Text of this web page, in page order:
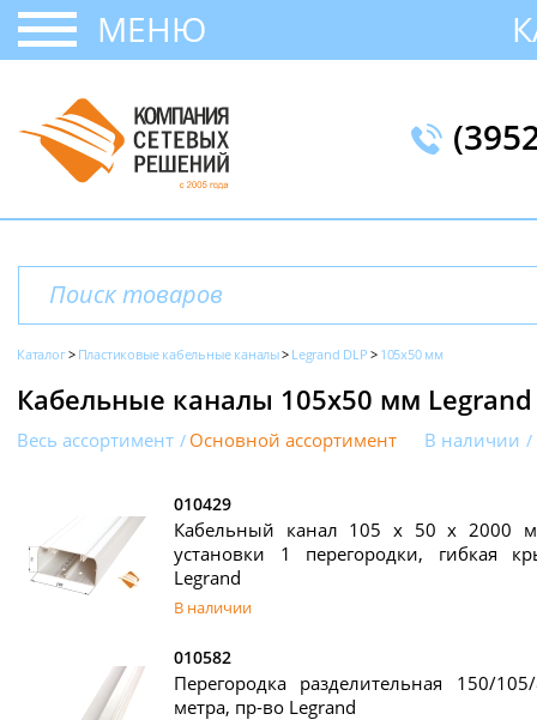
МЕНЮ
Каталог Пластиковые кабельные каналы Legrand DLP 105x50 мм
Кабельные каналы 105х50 мм
Весь ассортимент Основной ассортимент В наличии
010429
Кабельный канал 105 х 50 x 2000
установки 1 перегородки, гибкая
Legrand
В наличии
010582
Перегородка разделительная 150/
метра, пр-во Legrand